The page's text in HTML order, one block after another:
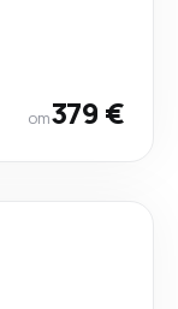
от379 €